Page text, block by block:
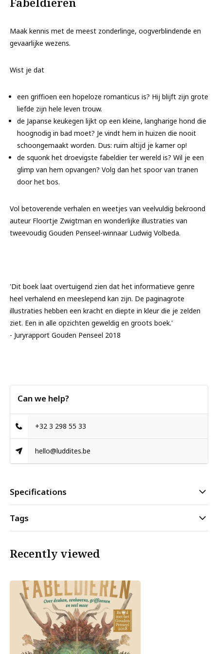
Maak kennis met de meest zonderlinge, oogverblindende en
gevaarlijke wezens.
Wist je dat
een griffioen een hopeloze romanticus is? Hij blijft zijn grote
liefde zijn hele leven trouw.
de Japanse keukegen lijkt op een kleine, langharige hond die
hoognodig in bad moet? Je vindt hem in huizen die nooit
schoongemaakt worden. Dus: ruim altijd je kamer op!
de squonk het droevigste fabeldier ter wereld is? Wil je een
glimp van hem opvangen? Volg dan het spoor van tranen
door het bos.
Vol betoverende verhalen en weetjes van veelvuldig bekroond
auteur Floortje Zwigtman en wonderlijke illustraties van
tweevoudig Gouden Penseel-winnaar Ludwig Volbeda.
'Dit boek laat overtuigend zien dat het informatieve genre
heel verhalend en meeslepend kan zijn. De paginagrote
illustraties hebben een kracht en diepte in kleur die je zelden
ziet. Een in alle opzichten geweldig en groots boek.'
- Juryrapport Gouden Penseel 2018
Can we help?
+32 3 298 55 33
hello@luddites.be
Specifications
Tags
Recently viewed